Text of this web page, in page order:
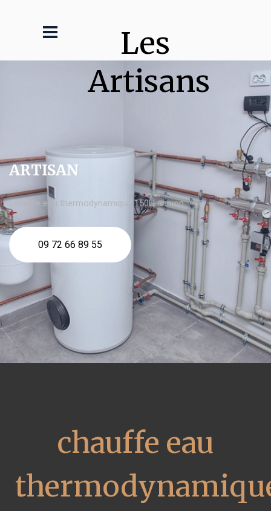
Les
Artisans
ARTISAN
chauffe eau thermodynamique 150l Lannion
09 72 66 89 55
chauffe eau